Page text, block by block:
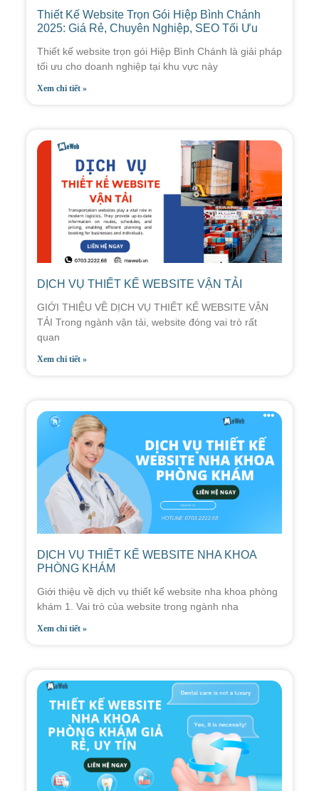
Thiết Kế Website Trọn Gói Hiệp Bình Chánh
2025: Giá Rẻ, Chuyên Nghiệp, SEO Tối Ưu
Thiết kế website trọn gói Hiệp Bình Chánh là giải pháp
tối ưu cho doanh nghiệp tại khu vực này
Xem chi tiết »
DỊCH VỤ THIẾT KẾ WEBSITE VẬN TẢI
GIỚI THIỆU VỀ DỊCH VỤ THIẾT KẾ WEBSITE VẬN
TẢI Trong ngành vận tải, website đóng vai trò rất
quan
Xem chi tiết »
DỊCH VỤ THIẾT KẾ WEBSITE NHA KHOA
PHÒNG KHÁM
Giới thiệu về dịch vụ thiết kế website nha khoa phòng
khám 1. Vai trò của website trong ngành nha
Xem chi tiết »